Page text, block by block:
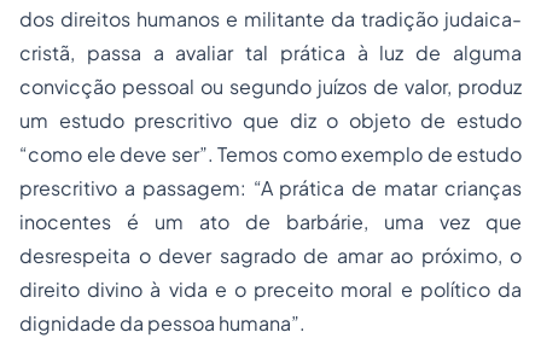
dos direitos humanos e militante da tradição judaica-
cristã, passa a avaliar tal prática à luz de alguma
convicção pessoal ou segundo juízos de valor, produz
um estudo prescritivo que diz o objeto de estudo
“como ele deve ser”. Temos como exemplo de estudo
prescritivo a passagem: “A prática de matar crianças
inocentes é um ato de barbárie, uma vez que
desrespeita o dever sagrado de amar ao próximo, o
direito divino à vida e o preceito moral e político da
dignidade da pessoa humana”.